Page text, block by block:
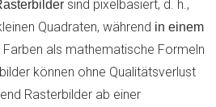
sind pixelbasiert, d. h.,
Quadraten, während in einem
Farben als mathematische Formeln
können ohne Qualitätsverlust
Rasterbilder ab einer